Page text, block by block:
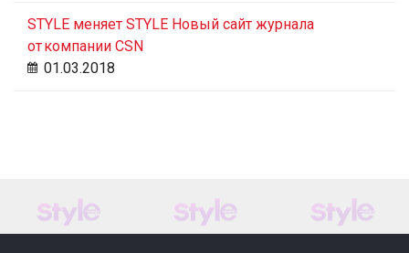
STYLE меняет STYLE Новый сайт журнала
от компании CSN
01.03.2018